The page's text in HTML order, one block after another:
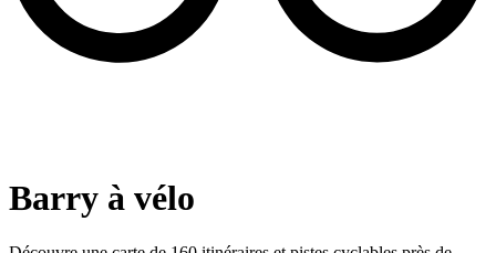
Barry à vélo